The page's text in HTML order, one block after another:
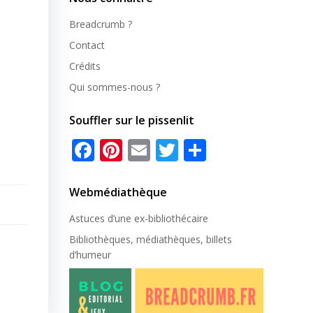
Breadcrumb ?
Contact
Crédits
Qui sommes-nous ?
Souffler sur le pissenlit
Facebook
Pinterest
EmailTwitter
Webmédiathèque
Astuces d’une ex-bibliothécaire
Bibliothèques, médiathèques, billets
d’humeur